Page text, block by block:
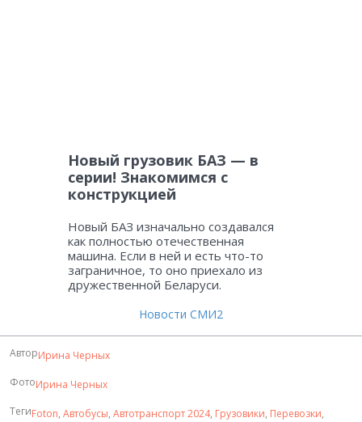
Новый грузовик БАЗ — в
серии! Знакомимся с
конструкцией
Новый БАЗ изначально создавался
как полностью отечественная
машина. Если в ней и есть что-то
заграничное, то оно приехало из
дружественной Беларуси.
Новости СМИ2
АвторИрина Черных
ФотоИрина Черных
ТегиFoton, Автобусы, Автотранспорт 2024, Грузовики, Перевозки,